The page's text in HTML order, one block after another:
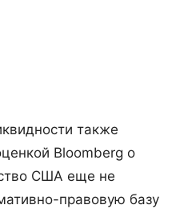
также
Bloomberg о
США еще не
правовую базу